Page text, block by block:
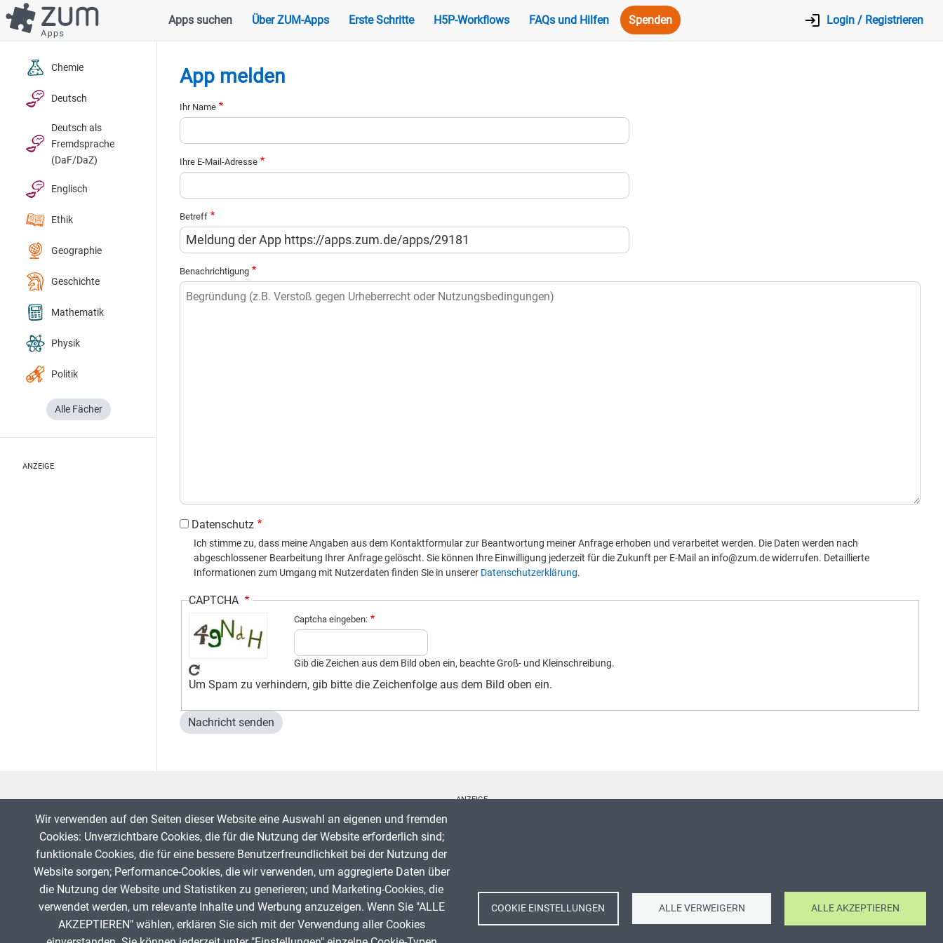
Direkt
zum
Inhalt
Hauptnavigation
Apps suchen Über ZUM-Apps Erste Schritte H5P-Workflows FAQs und Hilfen Spenden Login / Registrieren
Chemie
Deutsch
Deutsch als
Fremdsprache
(DaF/DaZ)
Englisch
Ethik
Geographie
Geschichte
Mathematik
Physik
Politik
Alle Fächer
ANZEIGE
App melden
Ihr Name
Ihre E-Mail-Adresse
Betreff
Benachrichtigung
Datenschutz
Ich stimme zu, dass meine Angaben aus dem Kontaktformular zur Beantwortung meiner Anfrage erhoben und verarbeitet werden. Die Daten werden nach
abgeschlossener Bearbeitung Ihrer Anfrage gelöscht. Sie können Ihre Einwilligung jederzeit für die Zukunft per E-Mail an info@zum.de widerrufen. Detaillierte
Informationen zum Umgang mit Nutzerdaten finden Sie in unserer Datenschutzerklärung.
CAPTCHA
Captcha eingeben:
Gib die Zeichen aus dem Bild oben ein, beachte Groß- und Kleinschreibung.
Um Spam zu verhindern, gib bitte die Zeichenfolge aus dem Bild oben ein.
ANZEIGE
Fußzeile
Impressum
Datenschutz
Wir verwenden auf den Seiten dieser Website eine Auswahl an eigenen und fremden
Cookies: Unverzichtbare Cookies, die für die Nutzung der Website erforderlich sind;
funktionale Cookies, die für eine bessere Benutzerfreundlichkeit bei der Nutzung der
Website sorgen; Performance-Cookies, die wir verwenden, um aggregierte Daten über
die Nutzung der Website und Statistiken zu generieren; und Marketing-Cookies, die
verwendet werden, um relevante Inhalte und Werbung anzuzeigen. Wenn Sie "ALLE
AKZEPTIEREN" wählen, erklären Sie sich mit der Verwendung aller Cookies
COOKIE EINSTELLUNGEN ALLE VERWEIGERN ALLE AKZEPTIEREN